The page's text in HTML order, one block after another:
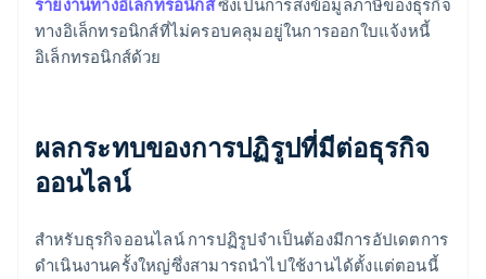
รายงานทางอิเล็กทรอนิกส์ซึ่งเป็นการส่งข้อมูลภาษีของธุรกิจ
ทางอิเล็กทรอนิกส์ที่ไม่ครอบคลุมอยู่ในการออกใบแจ้งหนี้
อิเล็กทรอนิกส์ด้วย
ผลกระทบของการปฏิรูปที่มีต่อธุรกิจ
ออนไลน์
สำหรับธุรกิจออนไลน์ การปฏิรูปจำเป็นต้องมีการอัปเดตการ
ดำเนินงานครั้งใหญ่ซึ่งสามารถนำไปใช้งานได้ตั้งแต่ตอนนี้